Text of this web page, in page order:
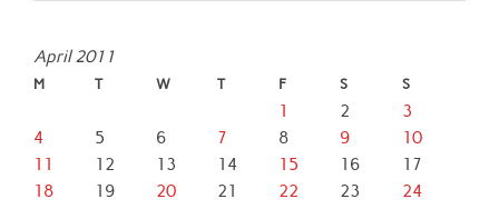
April 2011
M T W T F S S
1 2
3
4
5 6 7 8 9
10
11
12 13 14 15 16
17
18
19 20 21 22 23
24